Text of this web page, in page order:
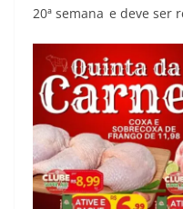
20ª semana e deve ser